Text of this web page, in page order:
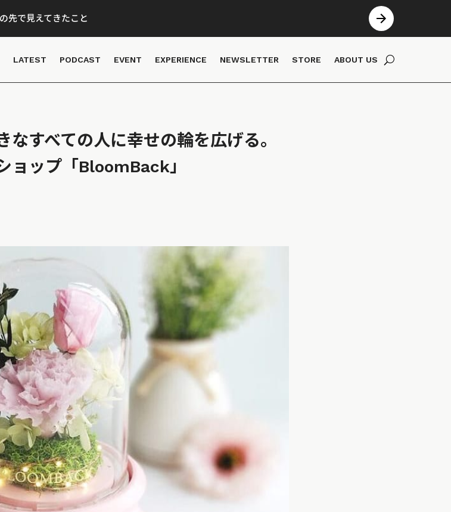
先で見えてきたこと
LATEST PODCAST EVENT EXPERIENCE NEWSLETTER STORE ABOUT US
すべての人に幸せの輪を広げる。
ョップ「BloomBack」